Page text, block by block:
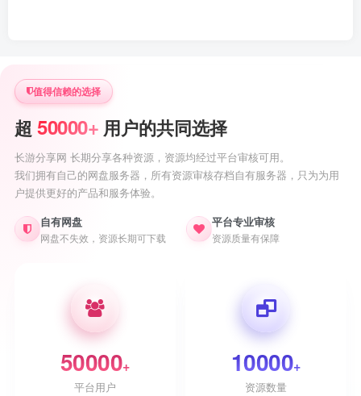
值得信赖的选择
超 50000+ 用户的共同选择
长游分享网 长期分享各种资源，资源均经过平台审核可用。
我们拥有自己的网盘服务器，所有资源审核存档自有服务器，只为为用
户提供更好的产品和服务体验。
自有网盘
网盘不失效，资源长期可下载
平台专业审核
资源质量有保障
50000+
平台用户
10000+
资源数量